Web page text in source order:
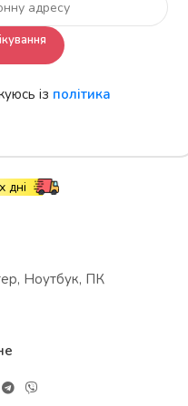
із політика
дні
, Ноутбук, ПК